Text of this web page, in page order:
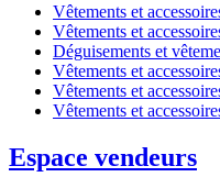
Vêtements et
Vêtements et
Déguisements et
Vêtements et
Vêtements et
Vêtements et
Espace vendeurs